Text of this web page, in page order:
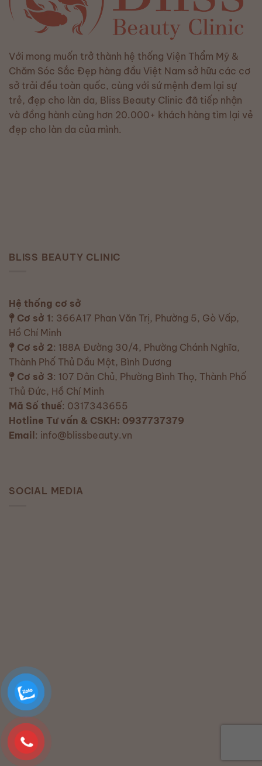
Với mong muốn trở thành hệ thống Viện Thẩm Mỹ &
Chăm Sóc Sắc Đẹp hàng đầu Việt Nam sở hữu các cơ
sở trải đều toàn quốc, cùng với sứ mệnh đem lại sự
trẻ, đẹp cho làn da, Bliss Beauty Clinic đã tiếp nhận
và đồng hành cùng hơn 20.000+ khách hàng tìm lại vẻ
đẹp cho làn da của mình.
BLISS BEAUTY CLINIC
Hệ thống cơ sở
Cơ sở 1: 366A17 Phan Văn Trị, Phường 5, Gò Vấp,
Hồ Chí Minh
Cơ sở 2: 188A Đường 30/4, Phường Chánh Nghĩa,
Thành Phố Thủ Dầu Một, Bình Dương
Cơ sở 3: 107 Dân Chủ, Phường Bình Thọ, Thành Phố
Thủ Đức, Hồ Chí Minh
Mã Số thuế: 0317343655
Hotline Tư vấn & CSKH: 0937737379
Email : info@blissbeauty.vn
SOCIAL MEDIA